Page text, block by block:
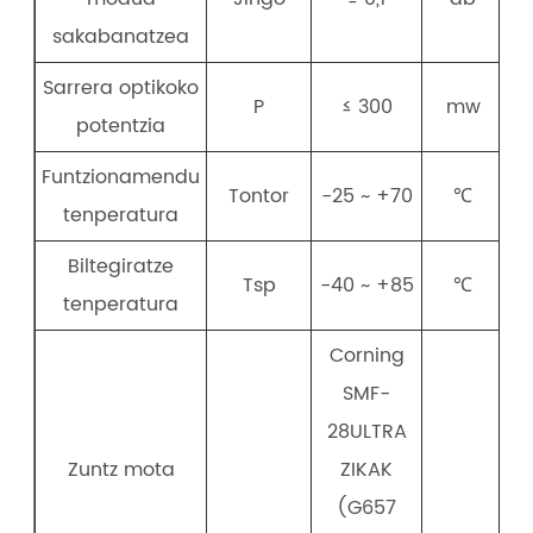
sakabanatzea
Sarrera optikoko
potentzia
P ≤ 300 mw
Funtzionamendu
tenperatura
Tontor -25 ~ +70 ℃
Biltegiratze
tenperatura
Tsp -40 ~ +85 ℃
Zuntz mota
Corning
SMF-
28ULTRA
ZIKAK
(G657